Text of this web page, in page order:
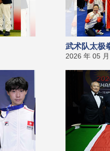
武术队太极
2026 年 05